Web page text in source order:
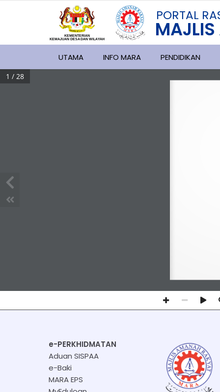
PORTAL
KEMENTERIAN
KEMAJUAN DESA DAN WILA YAH
UTAMA INFO MARA PENDIDIKAN
1 / 28
e-PERKHIDMATAN
Aduan SISPAA
e-Baki
MARA EPS